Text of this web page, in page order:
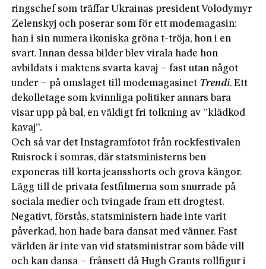
ringschef som träffar Ukrainas president Volodymyr
Zelenskyj och poserar som för ett modemagasin:
han i sin numera ikoniska gröna t-tröja, hon i en
svart. Innan dessa bilder blev virala hade hon
avbildats i maktens svarta kavaj – fast utan något
under – på omslaget till modemagasinet Trendi. Ett
dekolletage som kvinnliga politiker annars bara
visar upp på bal, en väldigt fri tolkning av ”klädkod
kavaj”.
Och så var det Instagramfotot från rockfestivalen
Ruisrock i somras, där statsministerns ben
exponeras till korta jeansshorts och grova kängor.
Lägg till de privata festfilmerna som snurrade på
sociala medier och tvingade fram ett drogtest.
Negativt, förstås, statsministern hade inte varit
påverkad, hon hade bara dansat med vänner. Fast
världen är inte van vid statsministrar som både vill
och kan dansa – frånsett då Hugh Grants rollfigur i